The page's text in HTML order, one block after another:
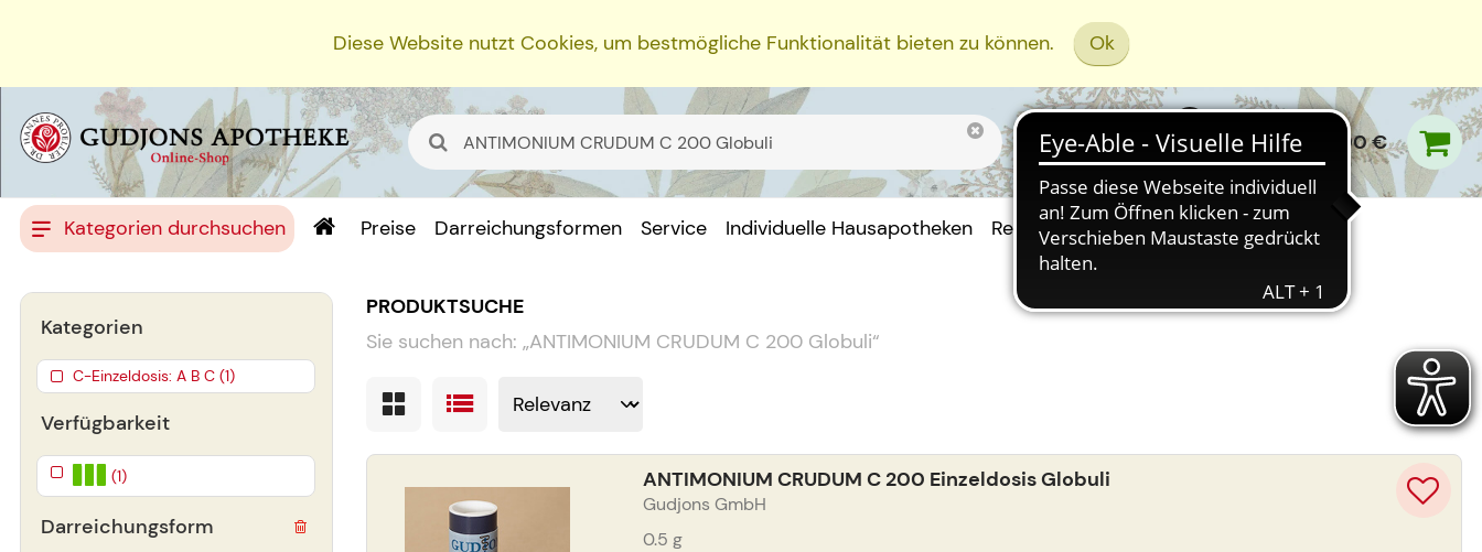
Diese Website nutzt Cookies, um bestmögliche Funktionalität bieten zu können. Ok
0,00 €
Kategorien durchsuchen Preise Darreichungsformen Service Individuelle Hausapotheken Rezept Einreichen
PRODUKTSUCHE
Sie suchen nach: „ANTIMONIUM CRUDUM C 200 Globuli“
ANTIMONIUM CRUDUM C 200 Einzeldosis Globuli
Gudjons GmbH
0.5 g
Verfügbarkeit
(1)
Darreichungsform
Kategorien
C-Einzeldosis: A B C (1)